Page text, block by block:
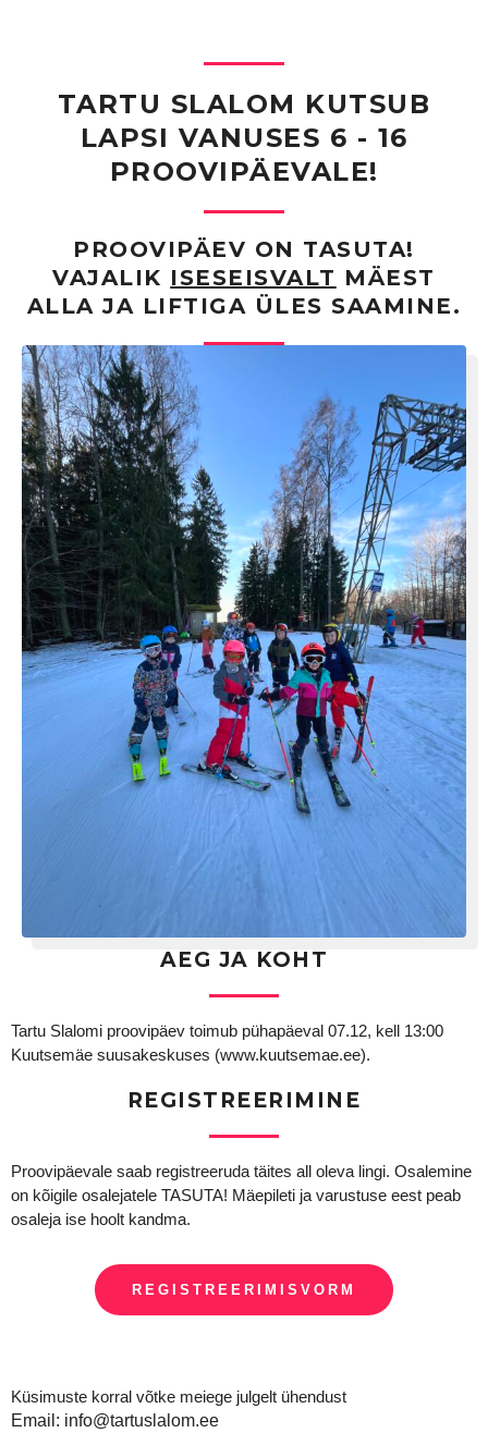
TARTU SLALOM KUTSUB
LAPSI VANUSES 6 - 16
PROOVIPÄEVALE!
PROOVIPÄEV ON TASUTA!
VAJALIK ISESEISVALT MÄEST
ALLA JA LIFTIGA ÜLES SAAMINE.
AEG JA KOHT
Tartu Slalomi proovipäev toimub pühapäeval 07.12, kell 13:00
Kuutsemäe suusakeskuses (www.kuutsemae.ee).
REGISTREERIMINE
Proovipäevale saab registreeruda täites all oleva lingi. Osalemine
on kõigile osalejatele TASUTA! Mäepileti ja varustuse eest peab
osaleja ise hoolt kandma.
REGISTREERIMISVORM
Küsimuste korral võtke meiege julgelt ühendust
Email: info@tartuslalom.ee